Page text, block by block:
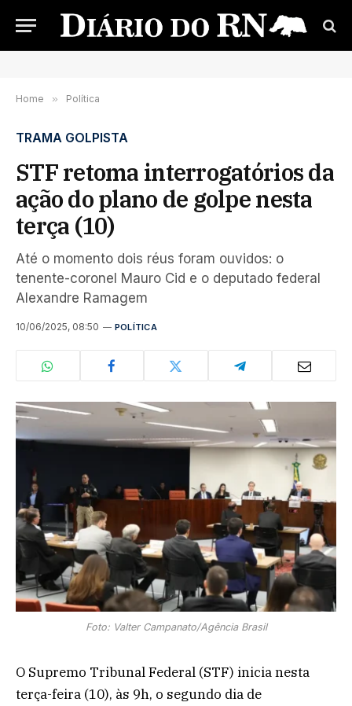
Home » Política
TRAMA GOLPISTA
STF retoma interrogatórios da
ação do plano de golpe nesta
terça (10)
Até o momento dois réus foram ouvidos: o
tenente-coronel Mauro Cid e o deputado federal
Alexandre Ramagem
10/06/2025, 08:50 POLÍTICA
Foto: Valter Campanato/Agência Brasil
O Supremo Tribunal Federal (STF) inicia nesta
terça-feira (10), às 9h, o segundo dia de